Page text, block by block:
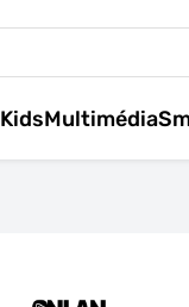
KidsMultimédia